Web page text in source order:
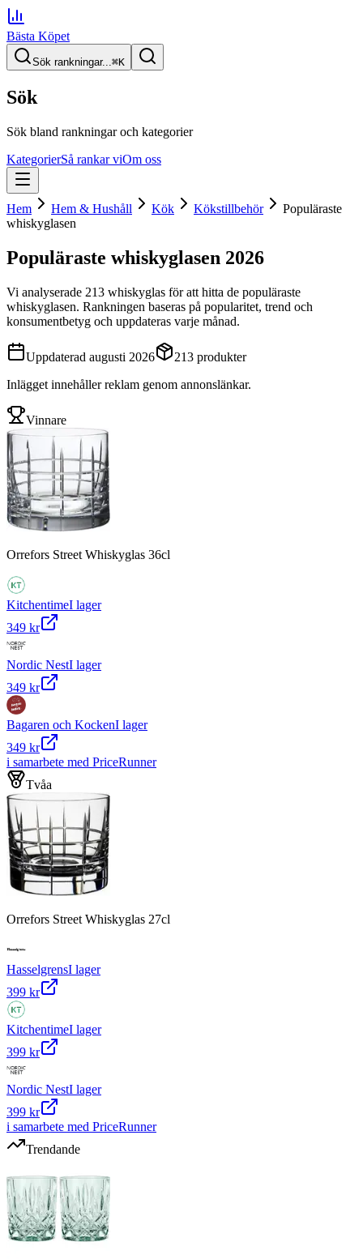
Bästa Köpet
Sök rankningar...⌘K
Sök
Sök bland rankningar och kategorier
KategorierSå rankar viOm oss
Hem Hem & Hushåll Kök Kökstillbehör
Populäraste
whiskyglasen
Populäraste whiskyglasen 2026
Vi analyserade 213 whiskyglas för att hitta de populäraste
whiskyglasen. Rankningen baseras på popularitet, trend och
konsumentbetyg och uppdateras varje månad.
Uppdaterad augusti 2026 213 produkter
Inlägget innehåller reklam genom annonslänkar.
Vinnare
Orrefors Street Whiskyglas 36cl
KitchentimeI lager
349 kr
Nordic NestI lager
349 kr
Bagaren och KockenI lager
349 kr
i samarbete med PriceRunner
Tvåa
Orrefors Street Whiskyglas 27cl
HasselgrensI lager
399 kr
KitchentimeI lager
399 kr
Nordic NestI lager
399 kr
i samarbete med PriceRunner
Trendande